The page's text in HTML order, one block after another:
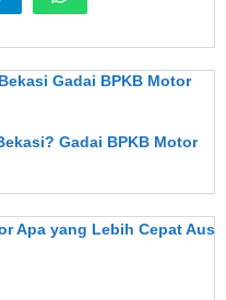
Gadai BPKB Motor